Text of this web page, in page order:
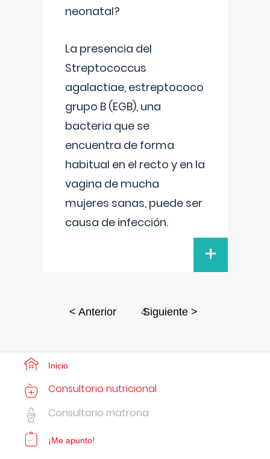
neonatal?
La presencia del
Streptococcus
agalactiae, estreptococo
grupo B (EGB), una
bacteria que se
encuentra de forma
habitual en el recto y en la
vagina de mucha
mujeres sanas, puede ser
causa de infección.
+
< Anterior 4
Siguiente >
Inicio
Consultorio nutricional
Consultorio matrona
¡Me apunto!